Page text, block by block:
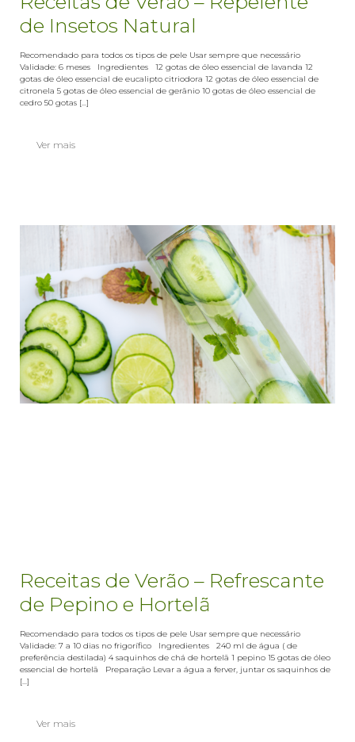
de Insetos Natural
Recomendado para todos os tipos de pele Usar sempre que necessário
Validade: 6 meses Ingredientes 12 gotas de óleo essencial de lavanda 12
gotas de óleo essencial de eucalipto citriodora 12 gotas de óleo essencial de
citronela 5 gotas de óleo essencial de gerânio 10 gotas de óleo essencial de
cedro 50 gotas [...]
Ver mais
Receitas de Verão – Refrescante
de Pepino e Hortelã
Recomendado para todos os tipos de pele Usar sempre que necessário
Validade: 7 a 10 dias no frigorífico Ingredientes 240 ml de água ( de
preferência destilada) 4 saquinhos de chá de hortelã 1 pepino 15 gotas de óleo
essencial de hortelã Preparação Levar a água a ferver, juntar os saquinhos de
[...]
Ver mais